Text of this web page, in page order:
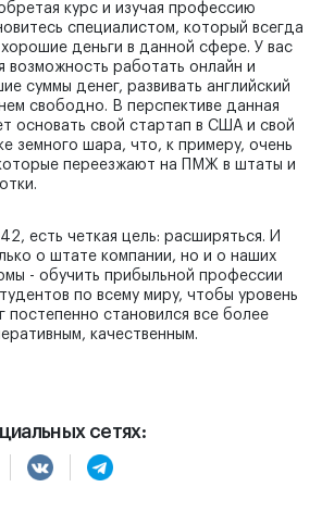
курс и изучая профессию
специалистом, который всегда
деньги в данной сфере. У вас
возможность работать онлайн и
суммы денег, развивать английский
свободно. В перспективе данная
основать свой стартап в США и свой
земного шара, что, к примеру, очень
переезжают на ПМЖ в штаты и
есть четкая цель: расширяться. И
о штате компании, но и о наших
- обучить прибыльной профессии
по всему миру, чтобы уровень
постепенно становился все более
качественным.
сетях: